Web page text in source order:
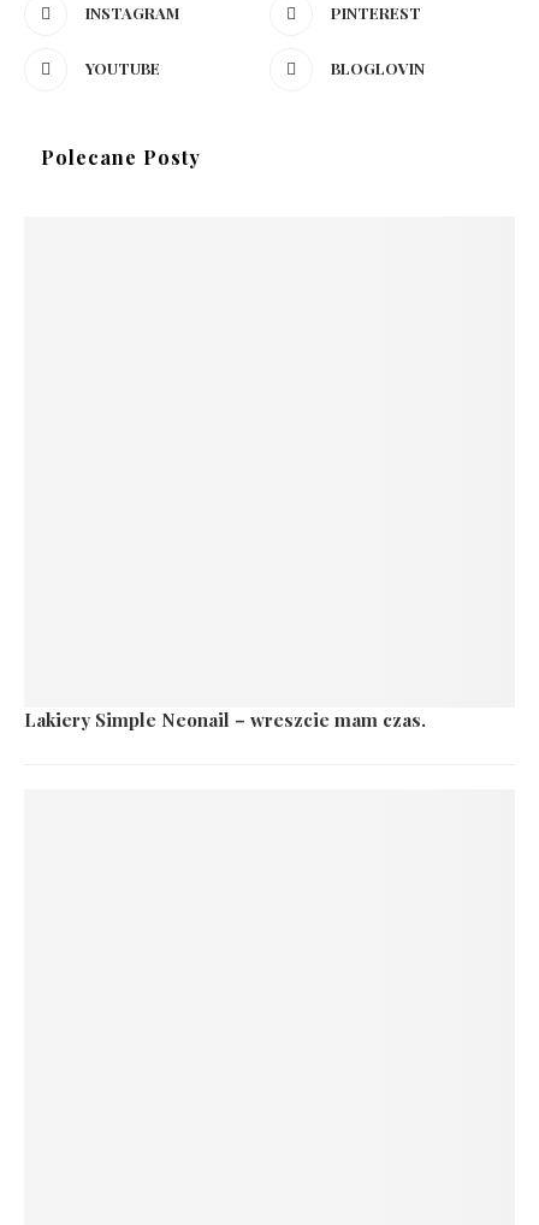
INSTAGRAM PINTEREST
YOUTUBE BLOGLOVIN
Polecane Posty
Lakiery Simple Neonail – wreszcie mam czas.